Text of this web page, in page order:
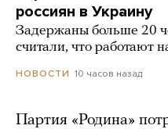
россиян в Украину
Задержаны больше 20
считали, что работают
НОВОСТИ 10 часов назад
Партия «Родина»